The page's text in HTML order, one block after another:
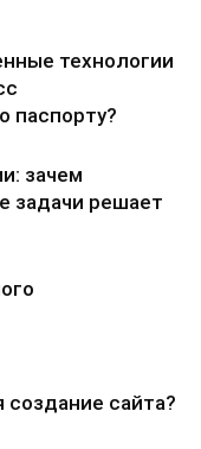
технологии
паспорту?
зачем
задачи решает
создание сайта?